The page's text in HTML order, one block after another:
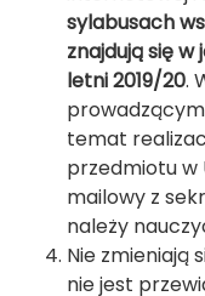
sylabusach
znajdują się
letni 2019/20.
temat
przedmiotu w
mailowy z
należy
Nie zmieniają
nie jest